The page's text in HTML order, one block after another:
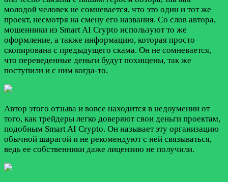
молодой человек не сомневается, что это один и тот же
проект, несмотря на смену его названия. Со слов автора,
мошенники из Smart AI Crypto используют то же
оформление, а также информацию, которая просто
скопирована с предыдущего скама. Он не сомневается,
что переведенные деньги будут похищены, так же
поступили и с ним когда-то.
Автор этого отзыва и вовсе находится в недоумении от
того, как трейдеры легко доверяют свои деньги проектам,
подобным Smart AI Crypto. Он называет эту организацию
обычной шарагой и не рекомендуют с ней связываться,
ведь ее собственники даже лицензию не получили.